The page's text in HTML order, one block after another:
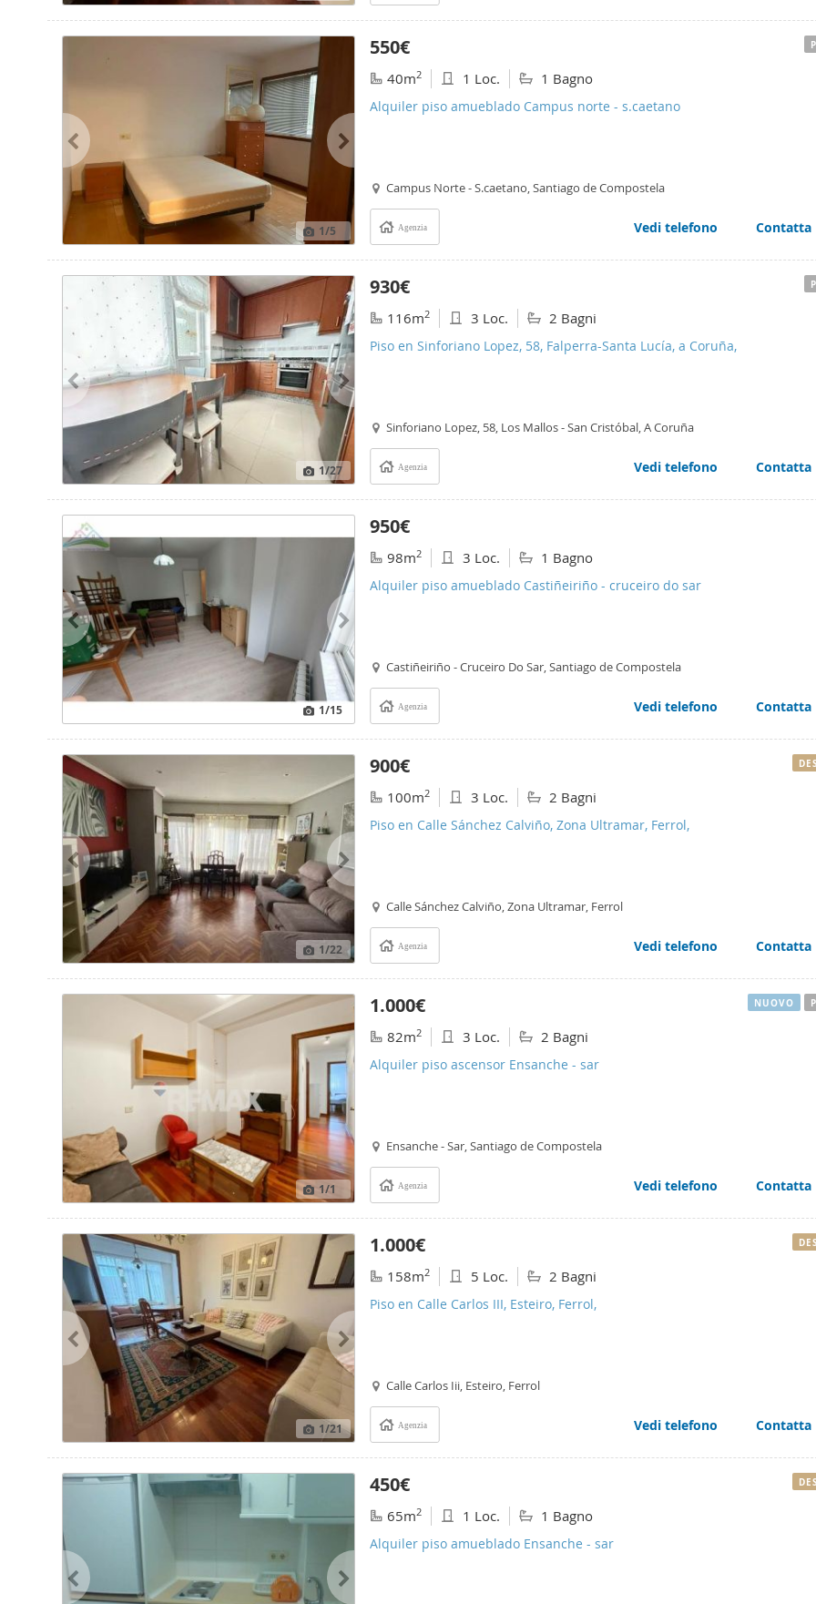
1/5
550€
40m2 1 Loc. 1 Bagno
Alquiler piso amueblado Campus norte - s.caetano
Campus Norte - S.caetano, Santiago de Compostela
Agenzia Vedi telefono Contatta
1/27
930€
116m2 3 Loc. 2 Bagni
Piso en Sinforiano Lopez, 58, Falperra-Santa Lucía, a Coruña,
Sinforiano Lopez, 58, Los Mallos - San Cristóbal, A Coruña
Agenzia Vedi telefono Contatta
1/15
950€
98m2 3 Loc. 1 Bagno
Alquiler piso amueblado Castiñeiriño - cruceiro do sar
Castiñeiriño - Cruceiro Do Sar, Santiago de Compostela
Agenzia Vedi telefono Contatta
1/22
900€
100m2 3 Loc. 2 Bagni
Piso en Calle Sánchez Calviño, Zona Ultramar, Ferrol,
Calle Sánchez Calviño, Zona Ultramar, Ferrol
Agenzia Vedi telefono Contatta
1/1
1.000€
82m2 3 Loc. 2 Bagni
Alquiler piso ascensor Ensanche - sar
Ensanche - Sar, Santiago de Compostela
Agenzia Vedi telefono Contatta
NUOVO
1/21
1.000€
158m2 5 Loc. 2 Bagni
Piso en Calle Carlos III, Esteiro, Ferrol,
Calle Carlos Iii, Esteiro, Ferrol
Agenzia Vedi telefono Contatta
450€
65m2 1 Loc. 1 Bagno
Alquiler piso amueblado Ensanche - sar